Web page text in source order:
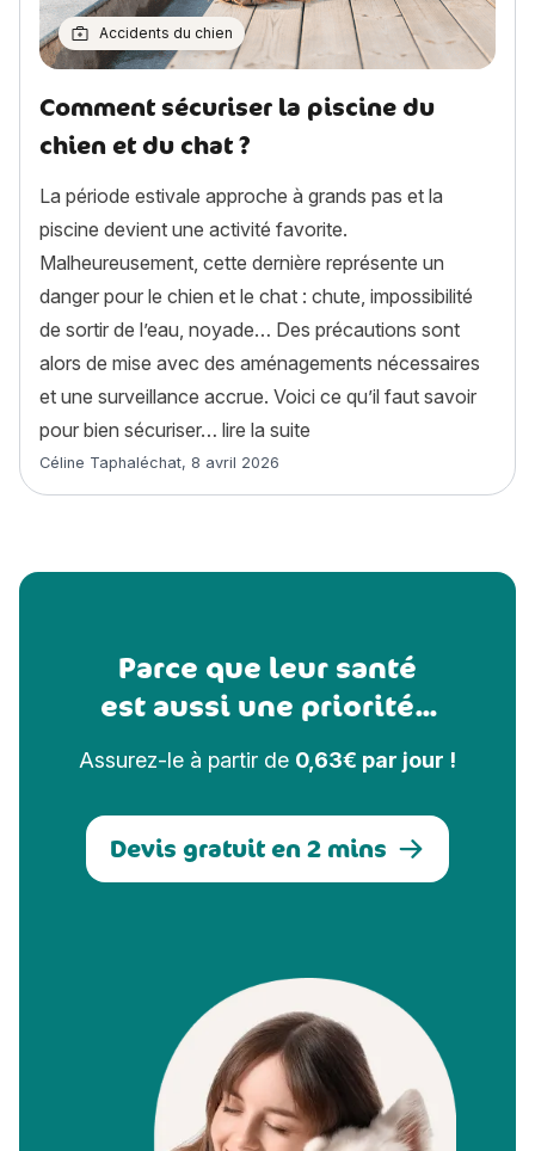
Accidents du chien
Comment sécuriser la piscine du
chien et du chat ?
La période estivale approche à grands pas et la
piscine devient une activité favorite.
Malheureusement, cette dernière représente un
danger pour le chien et le chat : chute, impossibilité
de sortir de l’eau, noyade… Des précautions sont
alors de mise avec des aménagements nécessaires
et une surveillance accrue. Voici ce qu’il faut savoir
pour bien sécuriser… lire la suite
Article rédigé par
Céline Taphaléchat, 8 avril 2026
Parce que leur santé
est aussi une priorité...
Assurez-le à partir de 0,63€ par jour !
Devis gratuit en 2 mins